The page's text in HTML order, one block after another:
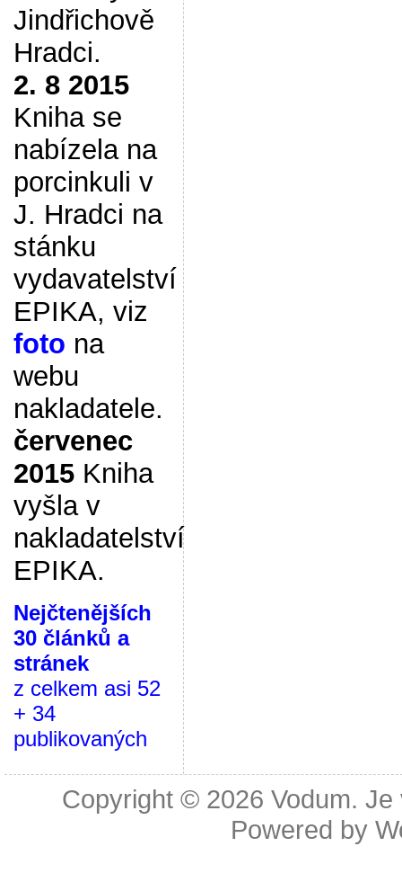
Jindřichově
Hradci.
2. 8 2015
Kniha se
nabízela na
porcinkuli v
J. Hradci na
stánku
vydavatelství
EPIKA, viz
foto na
webu
nakladatele.
červenec
2015Kniha
vyšla v
nakladatelství
EPIKA.
Nejčtenějších
30 článků a
stránek
z celkem asi 52
+ 34
publikovaných
Copyright © 2026 Vodum.
Powered by